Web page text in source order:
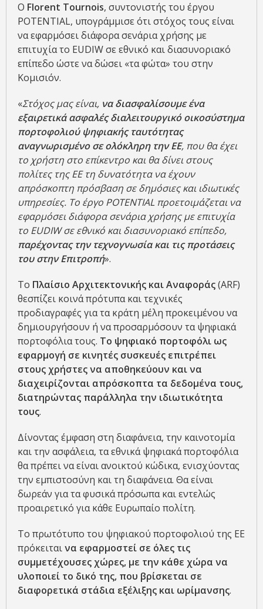
Ο Florent Tournois, συντονιστής του έργου
POTENTIAL, υπογράμμισε ότι στόχος τους είναι
να εφαρμόσει διάφορα σενάρια χρήσης με
επιτυχία το EUDIW σε εθνικό και διασυνοριακό
επίπεδο ώστε να δώσει «τα φώτα» του στην
Κομισιόν.
«Στόχος μας είναι, να διασφαλίσουμε ένα
εξαιρετικά ασφαλές διαλειτουργικό οικοσύστημα
πορτοφολιού ψηφιακής ταυτότητας
αναγνωρισμένο σε ολόκληρη την ΕΕ, που θα έχει
το χρήστη στο επίκεντρο και θα δίνει στους
πολίτες της ΕΕ τη δυνατότητα να έχουν
απρόσκοπτη πρόσβαση σε δημόσιες και ιδιωτικές
υπηρεσίες. Το έργο POTENTIAL προετοιμάζεται να
εφαρμόσει διάφορα σενάρια χρήσης με επιτυχία
το EUDIW σε εθνικό και διασυνοριακό επίπεδο,
παρέχοντας την τεχνογνωσία και τις προτάσεις
του στην Επιτροπή».
Το Πλαίσιο Αρχιτεκτονικής και Αναφοράς(ARF)
θεσπίζει κοινά πρότυπα και τεχνικές
προδιαγραφές για τα κράτη μέλη προκειμένου να
δημιουργήσουν ή να προσαρμόσουν τα ψηφιακά
πορτοφόλια τους. Το ψηφιακό πορτοφόλι ως
εφαρμογή σε κινητές συσκευές επιτρέπει
στους χρήστες να αποθηκεύουν και να
διαχειρίζονται απρόσκοπτα τα δεδομένα τους,
διατηρώντας παράλληλα την ιδιωτικότητα
τους.
Δίνοντας έμφαση στη διαφάνεια, την καινοτομία
και την ασφάλεια, τα εθνικά ψηφιακά πορτοφόλια
θα πρέπει να είναι ανοικτού κώδικα, ενισχύοντας
την εμπιστοσύνη και τη διαφάνεια. Θα είναι
δωρεάν για τα φυσικά πρόσωπα και εντελώς
προαιρετικό για κάθε Ευρωπαίο πολίτη.
Το πρωτότυπο του ψηφιακού πορτοφολιού της ΕΕ
πρόκειταινα εφαρμοστεί σε όλες τις
συμμετέχουσες χώρες, με την κάθε χώρα να
υλοποιεί το δικό της, που βρίσκεται σε
διαφορετικά στάδια εξέλιξης και ωρίμανσης.